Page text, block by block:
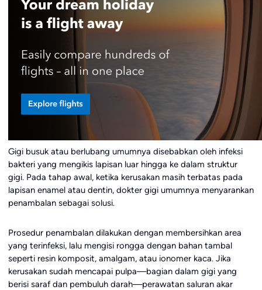
Gigi busuk atau berlubang umumnya disebabkan oleh infeksi
bakteri yang mengikis lapisan luar hingga ke dalam struktur
gigi. Pada tahap awal, ketika kerusakan masih terbatas pada
lapisan enamel atau dentin, dokter gigi umumnya menyarankan
penambalan sebagai solusi.
Prosedur penambalan dilakukan dengan membersihkan area
yang terinfeksi, lalu mengisi rongga dengan bahan tambal
seperti resin komposit, amalgam, atau ionomer kaca. Jika
kerusakan sudah mencapai pulpa—bagian dalam gigi yang
berisi saraf dan pembuluh darah—perawatan saluran akar